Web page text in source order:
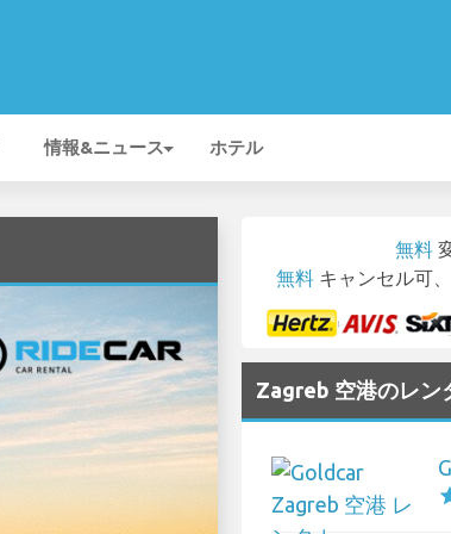
情報&ニュース ホテル
無料
無料キャンセル可、
Zagreb 空港のレン